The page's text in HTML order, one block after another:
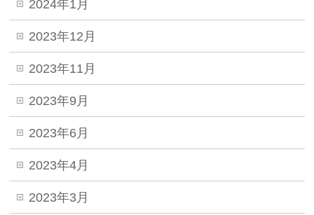
2024年1月
2023年12月
2023年11月
2023年9月
2023年6月
2023年4月
2023年3月